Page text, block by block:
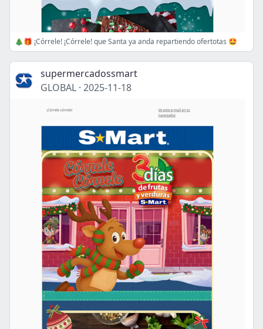
🎄🎁 ¡Córrele! ¡Córrele! que Santa ya anda repartiendo ofertotas 🤩
supermercadossmart
GLOBAL · 2025-11-18